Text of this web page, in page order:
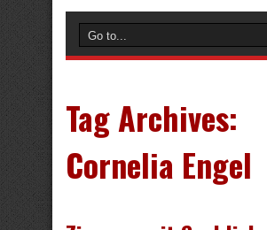
Tag Archives:
Cornelia Engel